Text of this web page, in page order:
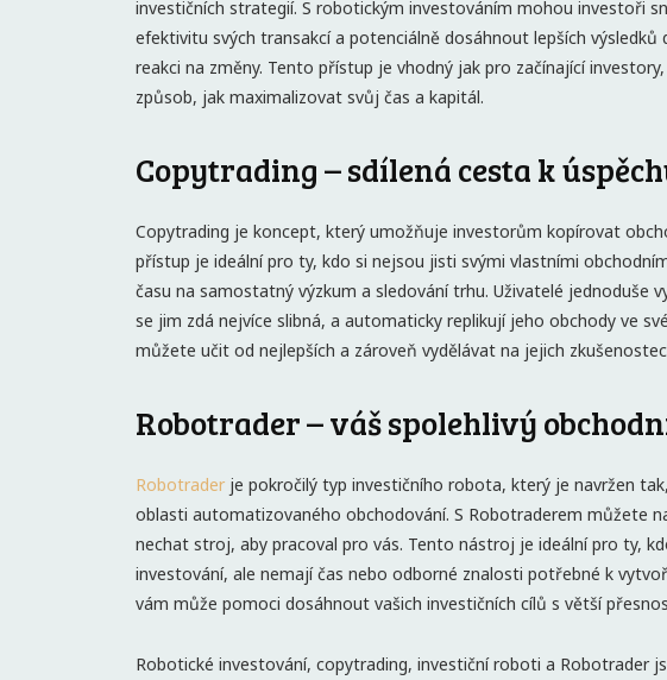
investičních strategií. S robotickým investováním mohou investoři
efektivitu svých transakcí a potenciálně dosáhnout lepších
reakci na změny. Tento přístup je vhodný jak pro začínající
způsob, jak maximalizovat svůj čas a kapitál.
Copytrading – sdílená cesta k
Copytrading je koncept, který umožňuje investorům kopírovat
přístup je ideální pro ty, kdo si nejsou jisti svými vlastními
času na samostatný výzkum a sledování trhu. Uživatelé jednoduše
se jim zdá nejvíce slibná, a automaticky replikují jeho obchody ve
můžete učit od nejlepších a zároveň vydělávat na jejich
Robotrader – váš spolehlivý
Robotrader je pokročilý typ investičního robota, který je navržen
oblasti automatizovaného obchodování. S Robotraderem můžete
nechat stroj, aby pracoval pro vás. Tento nástroj je ideální pro ty,
investování, ale nemají čas nebo odborné znalosti potřebné k
vám může pomoci dosáhnout vašich investičních cílů s větší
Robotické investování, copytrading, investiční roboti a Robotrader